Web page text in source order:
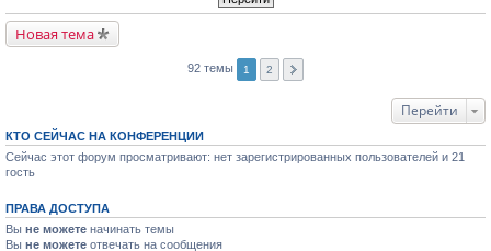
Новая тема
92 темы 1 2
Перейти
КТО СЕЙЧАС НА КОНФЕРЕНЦИИ
Сейчас этот форум просматривают: нет зарегистрированных пользователей и 21
гость
ПРАВА ДОСТУПА
Вы не можете начинать темы
Вы не можете отвечать на сообщения